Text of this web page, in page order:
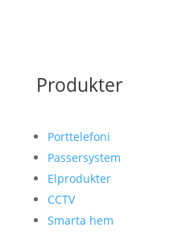
Produkter
Porttelefoni
Passersystem
Elprodukter
CCTV
Smarta hem